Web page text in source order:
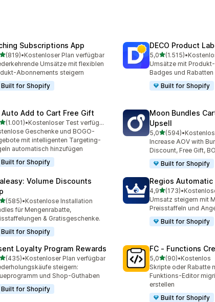
Subscriptions App
von 5 Sternen
(819)
Rezensionen insgesamt
•Kostenloser Plan verfügbar
Umsätze mit flexiblen
Abonnements steigern
Built for Shopify
DECO Product
5,0von 5 Sternen
(1.515)
1515 Rezensionen
•
Umsätze mit
Badges und Rabatten
Built for Shopify
Auto Add to Cart Free Gift
von 5 Sternen
(1.001)
Rezensionen insgesamt
•
Kostenloser Test verfügbar
Geschenke und BOGO-
mit intelligenten Targeting-
automatisch hinzufügen
Built for Shopify
Moon Bundles
Upsell
5,0von 5 Sternen
(594)
594 Rezensionen
•
Increase AOV with
Discount, Free Gift,
Built for Shopify
Volume Discounts
von 5 Sternen
(585)
Rezensionen insgesamt
•Kostenlose Installation
für Mengenrabatte,
& Gratisgeschenke.
Built for Shopify
Regios
4,9von 5 Sternen
(173)
173 Rezensionen
•
Umsatz steigern mit
Preisstaffeln und
Built for Shopify
Loyalty Program Rewards
von 5 Sternen
(435)
Rezensionen insgesamt
•Kostenloser Plan verfügbar
steigern:
und Shop-Guthaben
Built for Shopify
FC ‑ Functions
5,0von 5 Sternen
(90)
90 Rezensionen
•Kostenlos
Skripte oder Rabatte
Funktions-Editor
erstellen
Built for Shopify